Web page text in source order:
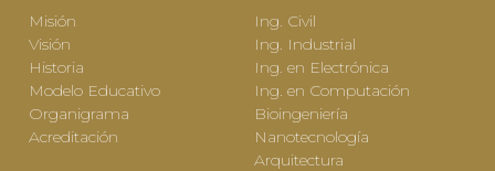
Misión
Visión
Historia
Modelo Educativo
Organigrama
Acreditación
Ing. Civil
Ing. Industrial
Ing. en Electrónica
Ing. en Computación
Bioingeniería
Nanotecnología
Arquitectura